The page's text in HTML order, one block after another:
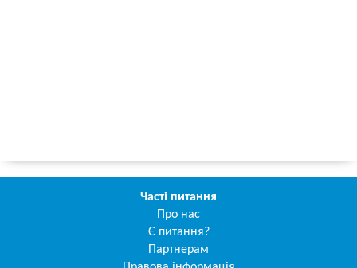
Часті питання
Про нас
Є питання?
Партнерам